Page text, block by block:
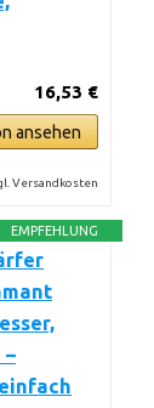
16,53 €
ansehen
Versandkosten
EMPFEHLUNG
–